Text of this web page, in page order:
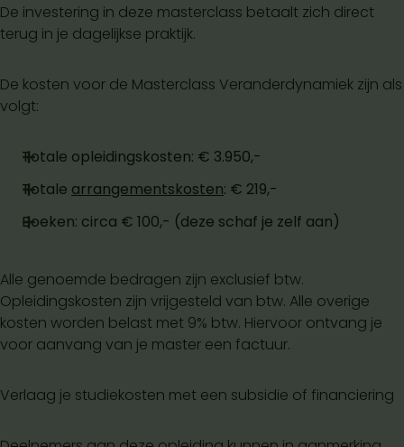
De investering in deze masterclass betaalt zich direct
terug in je dagelijkse praktijk.
De kosten voor de Masterclass Veranderdynamiek zijn als
volgt:
Totale opleidingskosten: € 3.950,-
Totale arrangementskosten: € 219,-
Boeken: circa € 100,- (deze schaf je zelf aan)
Alle genoemde bedragen zijn exclusief btw.
Opleidingskosten zijn vrijgesteld van btw. Alle overige
kosten worden belast met 9% btw. Hiervoor ontvang je
voor aanvang van je master een factuur.
Verlaag je studiekosten met een subsidie of financiering